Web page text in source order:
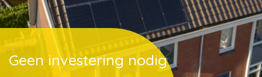
Geen investering nodig